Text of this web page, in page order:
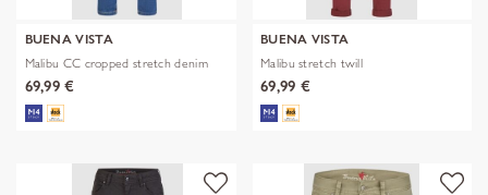
BUENA VISTA
Malibu CC cropped stretch denim
69,99 €
BUENA VISTA
Malibu stretch twill
69,99 €